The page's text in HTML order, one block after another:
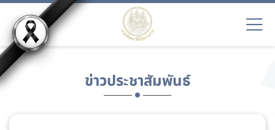
ข่าวประชาสัมพันธ์